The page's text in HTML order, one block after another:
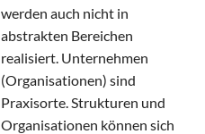
werden auch nicht in
abstrakten Bereichen
realisiert. Unternehmen
(Organisationen) sind
Praxisorte. Strukturen und
Organisationen können sich